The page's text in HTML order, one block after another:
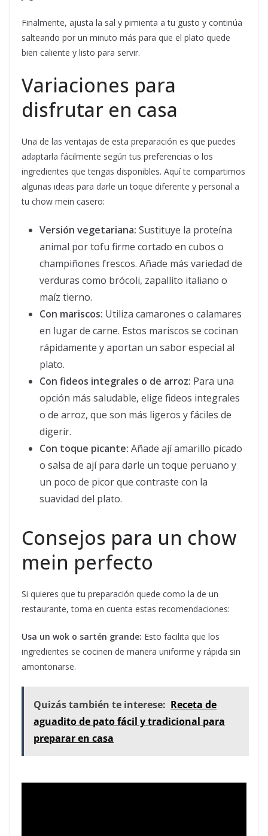
Finalmente, ajusta la sal y pimienta a tu gusto y continúa
salteando por un minuto más para que el plato quede
bien caliente y listo para servir.
Variaciones para
disfrutar en casa
Una de las ventajas de esta preparación es que puedes
adaptarla fácilmente según tus preferencias o los
ingredientes que tengas disponibles. Aquí te compartimos
algunas ideas para darle un toque diferente y personal a
tu chow mein casero:
Versión vegetariana: Sustituye la proteína
animal por tofu firme cortado en cubos o
champiñones frescos. Añade más variedad de
verduras como brócoli, zapallito italiano o
maíz tierno.
Con mariscos: Utiliza camarones o calamares
en lugar de carne. Estos mariscos se cocinan
rápidamente y aportan un sabor especial al
plato.
Con fideos integrales o de arroz: Para una
opción más saludable, elige fideos integrales
o de arroz, que son más ligeros y fáciles de
digerir.
Con toque picante: Añade ají amarillo picado
o salsa de ají para darle un toque peruano y
un poco de picor que contraste con la
suavidad del plato.
Consejos para un chow
mein perfecto
Si quieres que tu preparación quede como la de un
restaurante, toma en cuenta estas recomendaciones:
Usa un wok o sartén grande: Esto facilita que los
ingredientes se cocinen de manera uniforme y rápida sin
amontonarse.
Quizás también te interese: Receta de
aguadito de pato fácil y tradicional para
preparar en casa